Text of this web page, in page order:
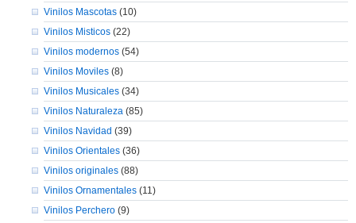
Vinilos Mascotas(10)
Vinilos Misticos(22)
Vinilos modernos(54)
Vinilos Moviles(8)
Vinilos Musicales(34)
Vinilos Naturaleza(85)
Vinilos Navidad (39)
Vinilos Orientales(36)
Vinilos originales(88)
Vinilos Ornamentales(11)
Vinilos Perchero(9)